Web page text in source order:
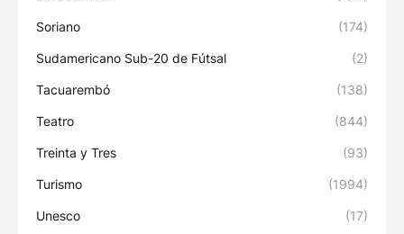
Soriano (174)
Sudamericano Sub-20 de Fútsal (2)
Tacuarembó (138)
Teatro (844)
Treinta y Tres (93)
Turismo (1994)
Unesco (17)